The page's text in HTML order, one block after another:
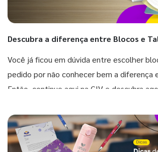
Descubra a diferença entre Blocos e
Você já ficou em dúvida entre escolher
pedido por não conhecer bem a diferença
Então, continue aqui na GIV e descubra